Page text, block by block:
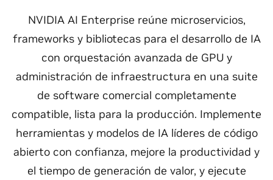
NVIDIA AI Enterprise reúne microservicios,
frameworks y bibliotecas para el desarrollo de IA
con orquestación avanzada de GPU y
administración de infraestructura en una suite
de software comercial completamente
compatible, lista para la producción. Implemente
herramientas y modelos de IA líderes de código
abierto con confianza, mejore la productividad y
el tiempo de generación de valor, y ejecute